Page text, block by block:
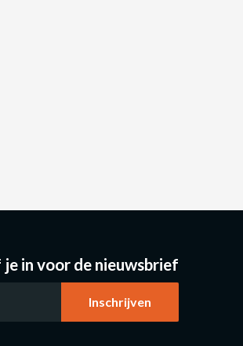
in voor de nieuwsbrief